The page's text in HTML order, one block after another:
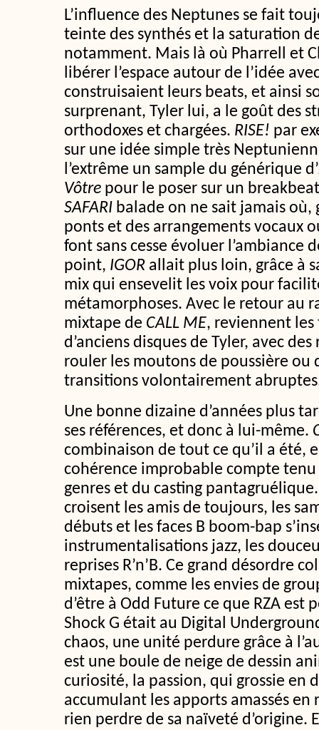
L’influence des Neptunes se fait
teinte des synthés et la saturation
notamment. Mais là où Pharrell et
libérer l’espace autour de l’idée
construisaient leurs beats, et ainsi
surprenant, Tyler lui, a le goût des
orthodoxes et chargées. RISE! par
sur une idée simple très
l’extrême un sample du générique d’
Vôtre pour le poser sur un
SAFARI balade on ne sait jamais où,
ponts et des arrangements vocaux
font sans cesse évoluer l’ambiance
point, IGOR allait plus loin, grâce à
mix qui ensevelit les voix pour
métamorphoses. Avec le retour au
mixtape de CALL ME, reviennent
d’anciens disques de Tyler, avec
rouler les moutons de poussière ou
transitions volontairement
Une bonne dizaine d’années plus
ses références, et donc à lui-même.
combinaison de tout ce qu’il a été,
cohérence improbable compte tenu
genres et du casting pantagruélique.
croisent les amis de toujours, les
débuts et les faces B boom-bap
instrumentalisations jazz, les
reprises R’n’B. Ce grand désordre
mixtapes, comme les envies de
d’être à Odd Future ce que RZA est
Shock G était au Digital
chaos, une unité perdure grâce à
est une boule de neige de dessin
curiosité, la passion, qui grossie en
accumulant les apports amassés en
rien perdre de sa naïveté d’origine.